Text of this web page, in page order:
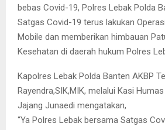
bebas Covid-19, Polres Lebak Polda
Satgas Covid-19 terus lakukan
Mobile dan memberikan himbauan
Kesehatan di daerah hukum Polres
Kapolres Lebak Polda Banten AKBP
Rayendra,SIK,MIK, melalui Kasi
Jajang Junaedi mengatakan,
“Ya Polres Lebak bersama Satgas